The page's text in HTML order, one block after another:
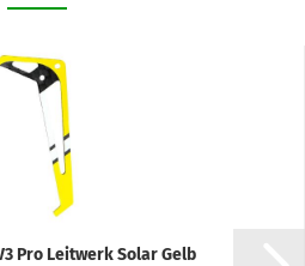
Pro Leitwerk Solar Gelb